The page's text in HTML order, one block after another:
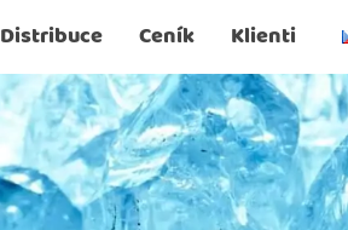
Distribuce Ceník Klienti